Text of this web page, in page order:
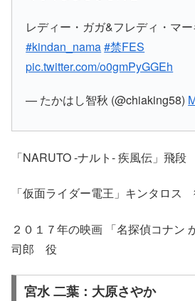
レディー・ガガ&フレディ・マ
#kindan_nama#禁FES
pic.twitter.com/o0gmPyGGEh
— たかはし智秋 (@chiaking58)
「NARUTO -ナルト- 疾風伝」飛
「仮面ライダー電王」キンタロス
２０１７年の映画 「名探偵コナン
司郎 役
宮水 二葉：大原さやか